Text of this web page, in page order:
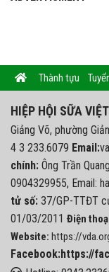
Thành tựu
HIỆP HỘI SỮA
Giảng Võ, phường
4 3 233.6079 Email:
chính: Ông Trần
0904329955, Email:
tử số: 37/GP-TTĐT
01/03/2011 Điện
Website: https://
Facebook:https://